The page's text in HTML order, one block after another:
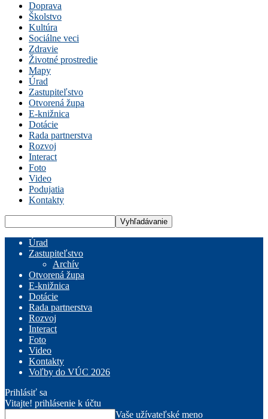
Doprava
Školstvo
Kultúra
Sociálne veci
Zdravie
Životné prostredie
Mapy
Úrad
Zastupiteľstvo
Otvorená župa
E-knižnica
Dotácie
Rada partnerstva
Rozvoj
Interact
Foto
Video
Podujatia
Kontakty
Úrad
Zastupiteľstvo
Archív
Otvorená župa
E-knižnica
Dotácie
Rada partnerstva
Rozvoj
Interact
Foto
Video
Kontakty
Voľby do VÚC 2026
Prihlásiť sa
Vitajte! prihlásenie k účtu
Vaše užívateľské meno